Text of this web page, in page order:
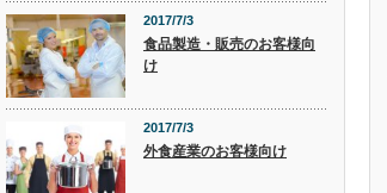
2017/7/3
食品製造・販売のお客様向
け
2017/7/3
外食産業のお客様向け